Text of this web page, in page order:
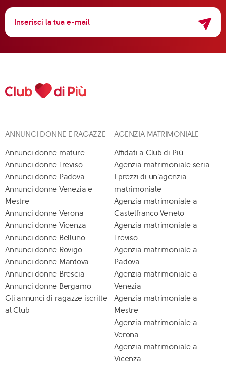
ANNUNCI DONNE E RAGAZZE
Annunci donne mature
Annunci donne Treviso
Annunci donne Padova
Annunci donne Venezia e
Mestre
Annunci donne Verona
Annunci donne Vicenza
Annunci donne Belluno
Annunci donne Rovigo
Annunci donne Mantova
Annunci donne Brescia
Annunci donne Bergamo
Gli annunci di ragazze iscritte
al Club
AGENZIA MATRIMONIALE
Affidati a Club di Più
Agenzia matrimoniale seria
I prezzi di un'agenzia
matrimoniale
Agenzia matrimoniale a
Castelfranco Veneto
Agenzia matrimoniale a
Treviso
Agenzia matrimoniale a
Padova
Agenzia matrimoniale a
Venezia
Agenzia matrimoniale a
Mestre
Agenzia matrimoniale a
Verona
Agenzia matrimoniale a
Vicenza